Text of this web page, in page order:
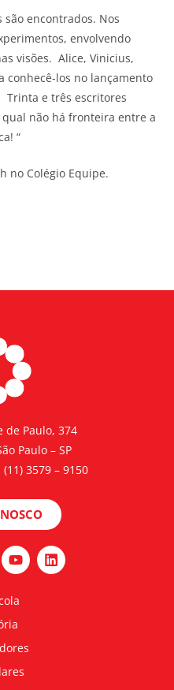
são encontrados. Nos
envolvendo
visões. Alice, Vinicius,
conhecê-los no lançamento
Trinta e três escritores
não há fronteira entre a
“
no Colégio Equipe.
de Paulo, 374
Paulo – SP
3579 – 9150